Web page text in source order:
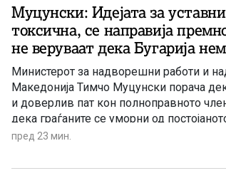
Муцунски: Идејата за
токсична, се направија
не веруваат дека Бугарија
Министерот за надворешни работи и
Македонија Тимчо Муцунски порача
и доверлив пат кон полноправното
дека граѓаните се уморни од
голот“. Оваа изјава тој ја даде за
Муцунски истакна дека „идејата за
пред 23 мин.